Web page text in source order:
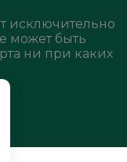
исключительно
может быть
ни при каких